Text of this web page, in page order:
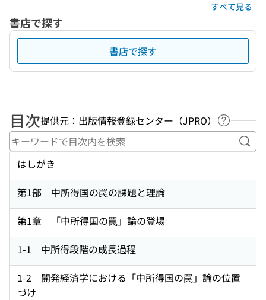
すべて見る
書店で探す
書店で探す
目次提供元：出版情報登録センター（JPRO）
ヘルプペ
キ
はしがき
第1部 中所得国の罠の課題と理論
第1章 「中所得国の罠」論の登場
1-1 中所得段階の成長過程
1-2 開発経済学における「中所得国の罠」論の位置
づけ